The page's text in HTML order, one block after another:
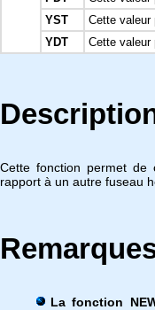
YST
Cette valeur
YDT
Cette valeur
Cette fonction permet de
rapport à un autre fuseau
La fonction